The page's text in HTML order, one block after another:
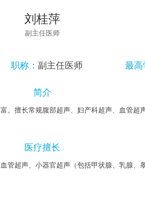
刘桂萍
副主任医师
职称： 副主任医师 最高
简介
擅长常规腹部超声、妇产科超声、⾎管超
医疗擅长
管超声、⼩器官超声（包括甲状腺、乳腺、